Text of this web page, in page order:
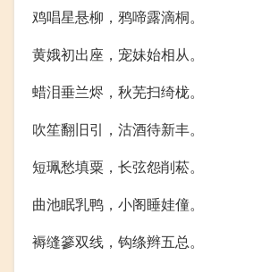
鸡唱星悬柳，鸦啼露滴桐。
黄娥初出座，宠妹始相从。
蜡泪垂兰烬，秋芜扫绮栊。
吹笙翻旧引，沽酒待新丰。
短珮愁填粟，长弦怨削菘。
曲池眠乳鸭，小阁睡娃僮。
褥缝篸双线，钩绦辫五总。